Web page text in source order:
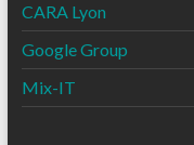
CARA Lyon
Google Group
Mix-IT